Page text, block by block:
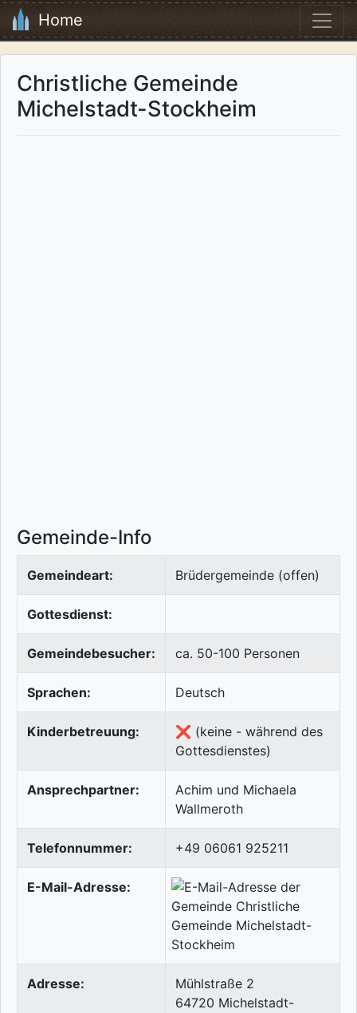
Home
Christliche Gemeinde
Michelstadt-Stockheim
Gemeinde-Info
Gemeindeart: Brüdergemeinde (offen)
Gottesdienst:
Gemeindebesucher: ca. 50-100 Personen
Sprachen: Deutsch
Kinderbetreuung:
❌ (keine - während des
Gottesdienstes)
Ansprechpartner:
Achim und Michaela
Wallmeroth
Telefonnummer: +49 06061 925211
E-Mail-Adresse:
Adresse:
Mühlstraße 2
64720 Michelstadt-